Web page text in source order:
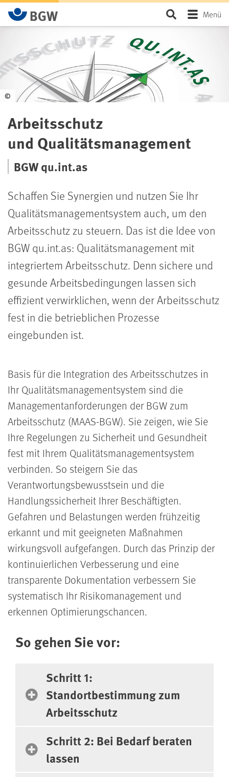
Zum Hauptinhalt springen SeiteMenü
©
Arbeitsschutz
und Qualitätsmanagement
BGW qu.int.as
Schaffen Sie Synergien und nutzen Sie Ihr
Qualitätsmanagementsystem auch, um den
Arbeitsschutz zu steuern. Das ist die Idee von
BGW qu.int.as: Qualitätsmanagement mit
integriertem Arbeitsschutz. Denn sichere und
gesunde Arbeitsbedingungen lassen sich
effizient verwirklichen, wenn der Arbeitsschutz
fest in die betrieblichen Prozesse
eingebunden ist.
Basis für die Integration des Arbeitsschutzes in
Ihr Qualitätsmanagementsystem sind die
Managementanforderungen der BGW zum
Arbeitsschutz (MAAS-BGW). Sie zeigen, wie Sie
Ihre Regelungen zu Sicherheit und Gesundheit
fest mit Ihrem Qualitätsmanagementsystem
verbinden. So steigern Sie das
Verantwortungsbewusstsein und die
Handlungssicherheit Ihrer Beschäftigten.
Gefahren und Belastungen werden frühzeitig
erkannt und mit geeigneten Maßnahmen
wirkungsvoll aufgefangen. Durch das Prinzip der
kontinuierlichen Verbesserung und eine
transparente Dokumentation verbessern Sie
systematisch Ihr Risikomanagement und
erkennen Optimierungschancen.
So gehen Sie vor:
Schritt 1:
Standortbestimmung zum
Arbeitsschutz
Schritt 2: Bei Bedarf beraten
lassen